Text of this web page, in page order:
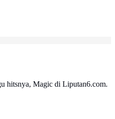
hitsnya, Magic di Liputan6.com.